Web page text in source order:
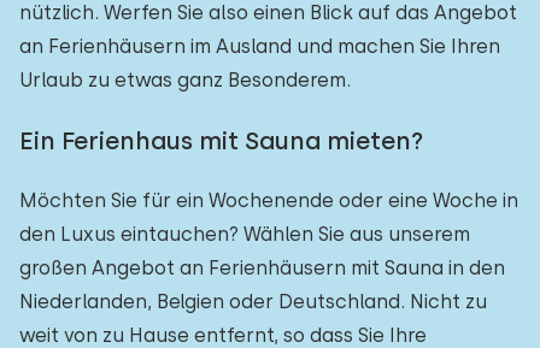
nützlich. Werfen Sie also einen Blick auf das Angebot
an Ferienhäusern im Ausland und machen Sie Ihren
Urlaub zu etwas ganz Besonderem.
Ein Ferienhaus mit Sauna mieten?
Möchten Sie für ein Wochenende oder eine Woche in
den Luxus eintauchen? Wählen Sie aus unserem
großen Angebot an Ferienhäusern mit Sauna in den
Niederlanden, Belgien oder Deutschland. Nicht zu
weit von zu Hause entfernt, so dass Sie Ihre